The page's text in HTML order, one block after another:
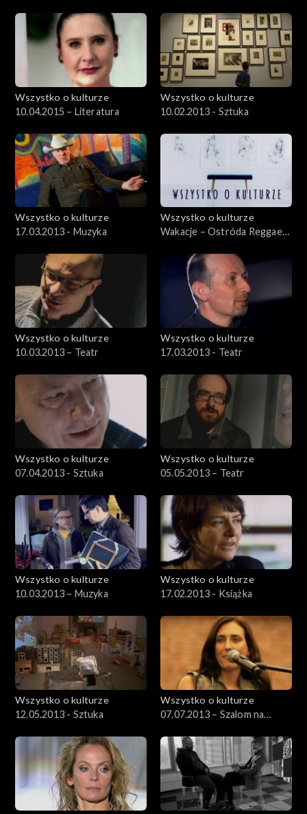
Wszystko o kulturze
10.04.2015 – Literatura
Wszystko o kulturze
10.02.2013 - Sztuka
Wszystko o kulturze
17.03.2013 - Muzyka
Wszystko o kulturze
Wakacje – Ostróda Reggae
Wszystko o kulturze
10.03.2013 – Teatr
Wszystko o kulturze
17.03.2013 - Teatr
Wszystko o kulturze
07.04.2013 - Sztuka
Wszystko o kulturze
05.05.2013 – Teatr
Wszystko o kulturze
10.03.2013 – Muzyka
Wszystko o kulturze
17.02.2013 - Książka
Wszystko o kulturze
12.05.2013 - Sztuka
Wszystko o kulturze
07.07.2013 – Szalom na